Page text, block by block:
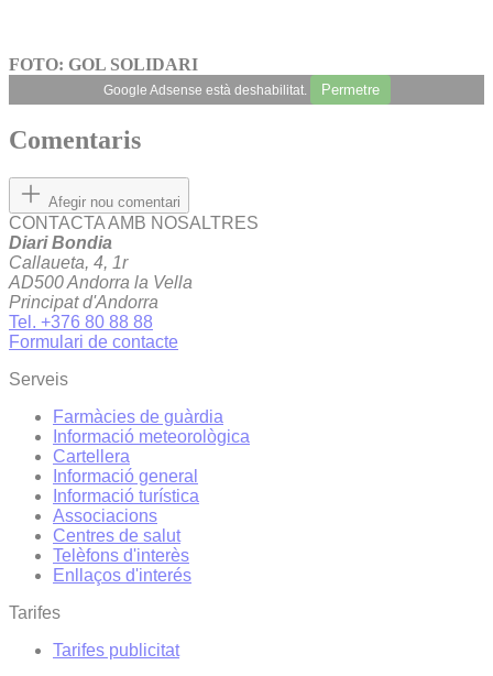
FOTO: GOL SOLIDARI
Google Adsense està deshabilitat. Permetre
Comentaris
Afegir nou comentari
CONTACTA AMB NOSALTRES
Diari Bondia
Callaueta, 4, 1r
AD500 Andorra la Vella
Principat d'Andorra
Tel. +376 80 88 88
Formulari de contacte
Serveis
Farmàcies de guàrdia
Informació meteorològica
Cartellera
Informació general
Informació turística
Associacions
Centres de salut
Telèfons d'interès
Enllaços d'interés
Tarifes
Tarifes publicitat